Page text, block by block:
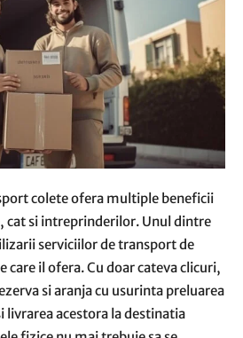
colete ofera multiple beneficii
cat si intreprinderilor. Unul dintre
serviciilor de transport de
care il ofera. Cu doar cateva clicuri,
si aranja cu usurinta preluarea
livrarea acestora la destinatia